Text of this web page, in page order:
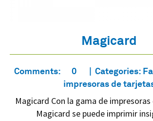
Magicard
Comments: 0 Categories:
impresoras de
Magicard Con la gama de
Magicard se puede imprimir